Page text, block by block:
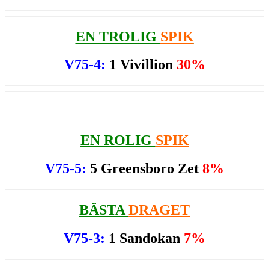
EN TROLIG SPIK
V75-4: 1 Vivillion 30%
EN ROLIG SPIK
V75-5: 5 Greensboro Zet 8%
BÄSTA DRAGET
V75-3: 1 Sandokan 7%